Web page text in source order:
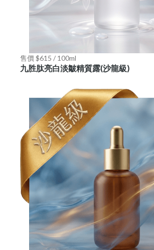
售價 $615 / 100ml
九胜肽亮白淡皺精質露(沙龍級)